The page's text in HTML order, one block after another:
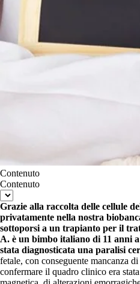
Contenuto
Contenuto
Grazie alla raccolta delle cellule
privatamente nella nostra
sottoporsi a un trapianto per il
A. è un bimbo italiano di 11 anni
stata diagnosticata una paralisi
fetale, con conseguente mancanza
confermare il quadro clinico era